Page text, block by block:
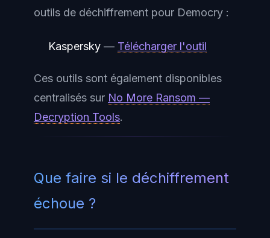
outils de déchiffrement pour Democry :
Kaspersky — Télécharger l'outil
Ces outils sont également disponibles
centralisés sur No More Ransom —
Decryption Tools.
Que faire si le déchiffrement
échoue ?